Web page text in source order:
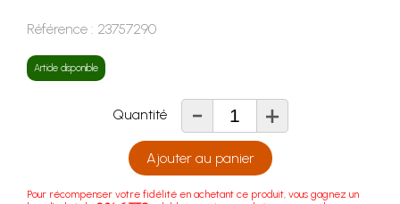
Référence : 23757290
Article disponible
Quantité - +
Ajouter au panier
Pour récompenser votre fidélité en achetant ce produit, vous gagnez un